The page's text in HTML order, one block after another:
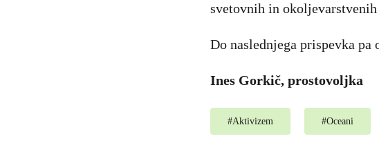
svetovnih in okoljevarstvenih
Do naslednjega prispevka pa
Ines Gorkič, prostovoljka
#Aktivizem #Oceani